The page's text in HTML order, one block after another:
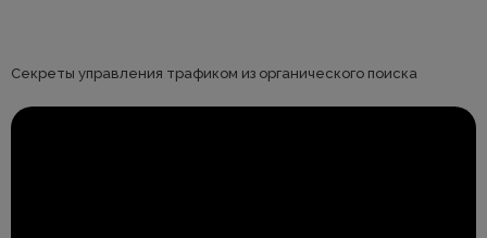
Секреты управления трафиком из органического поиска